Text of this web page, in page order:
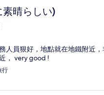
素晴らしい)
人員狠好，地點就在地鐵附近
， very good !
行